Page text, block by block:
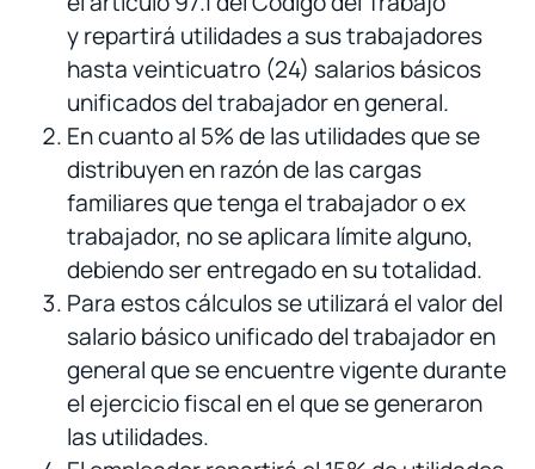
y repartirá utilidades a sus trabajadores
hasta veinticuatro (24) salarios básicos
unificados del trabajador en general.
En cuanto al 5% de las utilidades que se
distribuyen en razón de las cargas
familiares que tenga el trabajador o ex
trabajador, no se aplicara límite alguno,
debiendo ser entregado en su totalidad.
Para estos cálculos se utilizará el valor del
salario básico unificado del trabajador en
general que se encuentre vigente durante
el ejercicio fiscal en el que se generaron
las utilidades.